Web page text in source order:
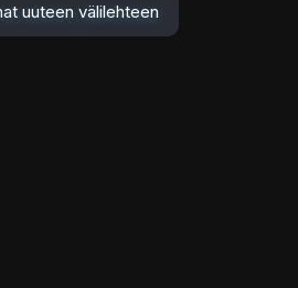
uuteen välilehteen